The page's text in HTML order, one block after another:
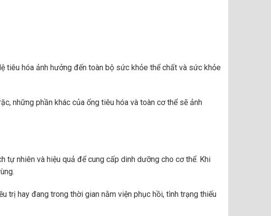
tiêu hóa ảnh hưởng đến toàn bộ sức khỏe thể chất và sức khỏe
những phần khác của ống tiêu hóa và toàn cơ thể sẽ ảnh
tự nhiên và hiệu quả để cung cấp dinh dưỡng cho cơ thể. Khi
trị hay đang trong thời gian nằm viện phục hồi, tình trạng thiếu